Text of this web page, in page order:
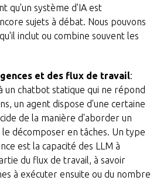
qu'un système d'IA est
sujets à débat. Nous pouvons
inclut ou combine souvent les
et des flux de travail:
un chatbot statique qui ne répond
un agent dispose d'une certaine
de la manière d'aborder un
décomposer en tâches. Un type
est la capacité des LLM à
du flux de travail, à savoir
à exécuter ensuite ou du nombre